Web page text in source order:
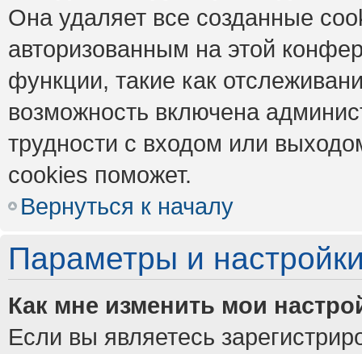
Она удаляет все созданные
авторизованным на этой
функции, такие как
возможность включена
трудности с входом или
cookies поможет.
Вернуться к началу
Параметры и
Как мне изменить мои
Если вы являетесь